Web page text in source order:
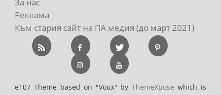
За нас
Реклама
Към стария сайт на ПА медия (до март 2021)
e107 Theme based on "Voux" byThemeXpose which is